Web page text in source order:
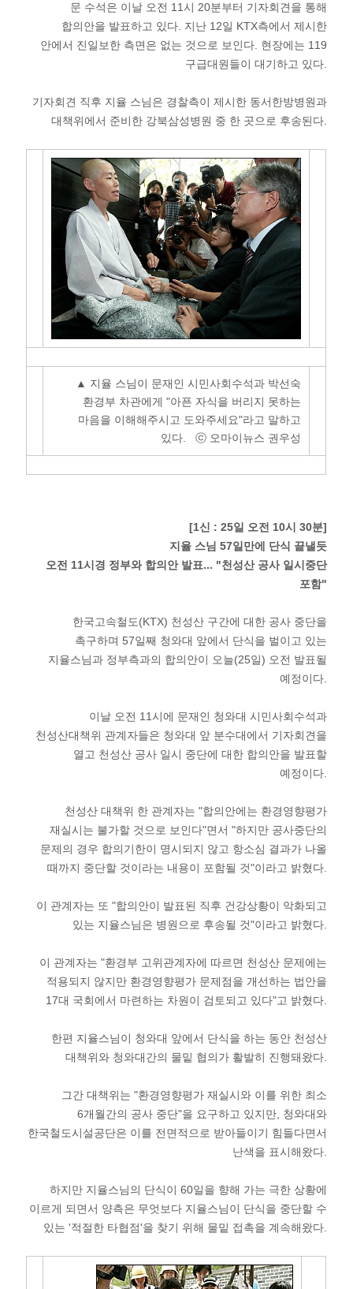
문 수석은 이날 오전 11시 20분부터 기자회견을 통해
합의안을 발표하고 있다. 지난 12일 KTX측에서 제시한
안에서 진일보한 측면은 없는 것으로 보인다. 현장에는 119
구급대원들이 대기하고 있다.
기자회견 직후 지율 스님은 경찰측이 제시한 동서한방병원과
대책위에서 준비한 강북삼성병원 중 한 곳으로 후송된다.
▲ 지율 스님이 문재인 시민사회수석과 박선숙
환경부 차관에게 "아픈 자식을 버리지 못하는
마음을 이해해주시고 도와주세요"라고 말하고
있다. ⓒ 오마이뉴스 권우성
[1신 : 25일 오전 10시 30분]
지율 스님 57일만에 단식 끝낼듯
오전 11시경 정부와 합의안 발표... "천성산 공사 일시중단
포함"
한국고속철도(KTX) 천성산 구간에 대한 공사 중단을
촉구하며 57일째 청와대 앞에서 단식을 벌이고 있는
지율스님과 정부측과의 합의안이 오늘(25일) 오전 발표될
예정이다.
이날 오전 11시에 문재인 청와대 시민사회수석과
천성산대책위 관계자들은 청와대 앞 분수대에서 기자회견을
열고 천성산 공사 일시 중단에 대한 합의안을 발표할
예정이다.
천성산 대책위 한 관계자는 "합의안에는 환경영향평가
재실시는 불가할 것으로 보인다"면서 "하지만 공사중단의
문제의 경우 합의기한이 명시되지 않고 항소심 결과가 나올
때까지 중단할 것이라는 내용이 포함될 것"이라고 밝혔다.
이 관계자는 또 "합의안이 발표된 직후 건강상황이 악화되고
있는 지율스님은 병원으로 후송될 것"이라고 밝혔다.
이 관계자는 "환경부 고위관계자에 따르면 천성산 문제에는
적용되지 않지만 환경영향평가 문제점을 개선하는 법안을
17대 국회에서 마련하는 차원이 검토되고 있다"고 밝혔다.
한편 지율스님이 청와대 앞에서 단식을 하는 동안 천성산
대책위와 청와대간의 물밑 협의가 활발히 진행돼왔다.
그간 대책위는 "환경영향평가 재실시와 이를 위한 최소
6개월간의 공사 중단"을 요구하고 있지만, 청와대와
한국철도시설공단은 이를 전면적으로 받아들이기 힘들다면서
난색을 표시해왔다.
하지만 지율스님의 단식이 60일을 향해 가는 극한 상황에
이르게 되면서 양측은 무엇보다 지율스님이 단식을 중단할 수
있는 '적절한 타협점'을 찾기 위해 물밑 접촉을 계속해왔다.